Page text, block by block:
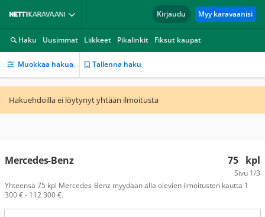
Kirjaudu Myy karavaanisi
Haku Uusimmat Liikkeet Pikalinkit Fiksut kaupat
Muokkaa hakua Tallenna haku
Hakuehdoilla ei löytynyt yhtään ilmoitusta
75 kpl
Sivu 1/3
Mercedes-Benz
Yhteensä 75 kpl Mercedes-Benz myydään alla olevien ilmoitusten kautta 1
300 € - 112 300 €.